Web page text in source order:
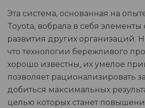
Эта система, основанная на
Toyota, вобрала в себя элементы
развития других организаций.
что технологии бережливого
хорошо известны, их умелое
позволяет рационализировать
добиться максимальных
целью которых станет